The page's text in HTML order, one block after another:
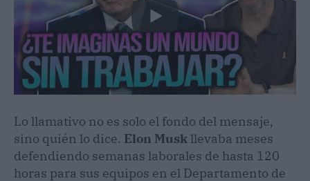
Lo llamativo no es solo el fondo del mensaje,
sino quién lo dice. Elon Musk llevaba meses
defendiendo semanas laborales de hasta 120
horas para sus equipos en el Departamento de